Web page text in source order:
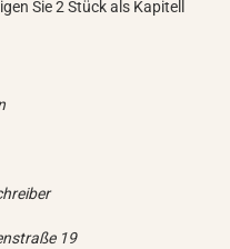
Sie 2 Stück als Kapitell
19